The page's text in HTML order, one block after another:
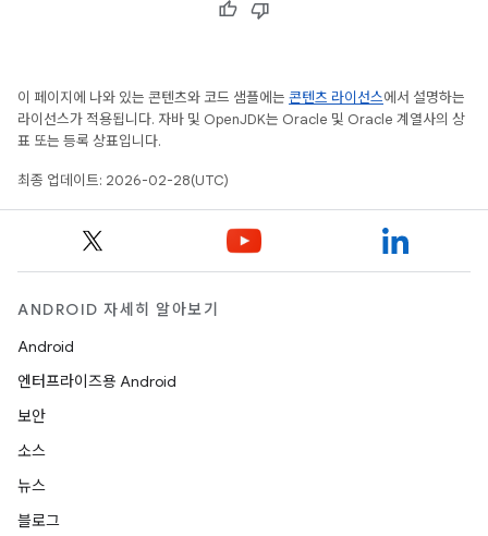
이 페이지에 나와 있는 콘텐츠와 코드 샘플에는 콘텐츠 라이선스에서 설명하는
라이선스가 적용됩니다. 자바 및 OpenJDK는 Oracle 및 Oracle 계열사의 상
표 또는 등록 상표입니다.
최종 업데이트: 2026-02-28(UTC)
ANDROID 자세히 알아보기
Android
엔터프라이즈용 Android
보안
소스
뉴스
블로그